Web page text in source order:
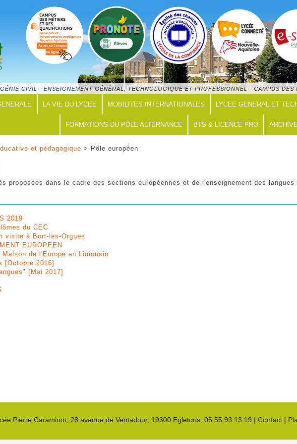
CIVIL - ENSEIGNEMENT GÉNÉRAL, TECHNOLOGIQUE ET PROFESSIONNEL - CAMPUS
LA VIE DU LYCEE MOBILITES INTERNATIONALES LYCEE GENERAL ET
FORMATIONS DU PÔLE ALTERNANCE BTS & LICENCE PRO
et pédagogique > Pôle européen
proposées dans le cadre des sections européennes et de l'enseignement des langues
2019
du CEC
visite à Bort-les-Orgues
EUROPEEN
de l'Europe en Limousin
[Octobre 2016]
[Mai 2017]
Pierre Caraminot, 28 avenue de Ventadour, 19300 Egletons, 05 55 93 13 19 | Contact|